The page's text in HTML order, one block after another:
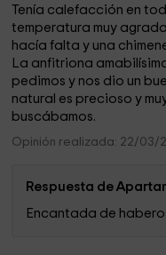
Tenía calefacción en
temperatura muy
hacía falta y una
La anfitriona
pedimos y nos dio un
natural es precioso y
buscábamos.
Opinión realizada: 22/03/
Respuesta de
Encantada de